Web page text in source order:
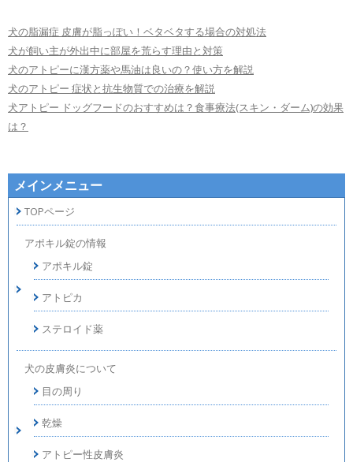
犬の脂漏症 皮膚が脂っぽい！ベタベタする場合の対処法
犬が飼い主が外出中に部屋を荒らす理由と対策
犬のアトピーに漢方薬や馬油は良いの？使い方を解説
犬のアトピー 症状と抗生物質での治療を解説
犬アトピー ドッグフードのおすすめは？食事療法(スキン・ダーム)の効果
は？
メインメニュー
TOPページ
アポキル錠の情報
アポキル錠
アトピカ
ステロイド薬
犬の皮膚炎について
目の周り
乾燥
アトピー性皮膚炎